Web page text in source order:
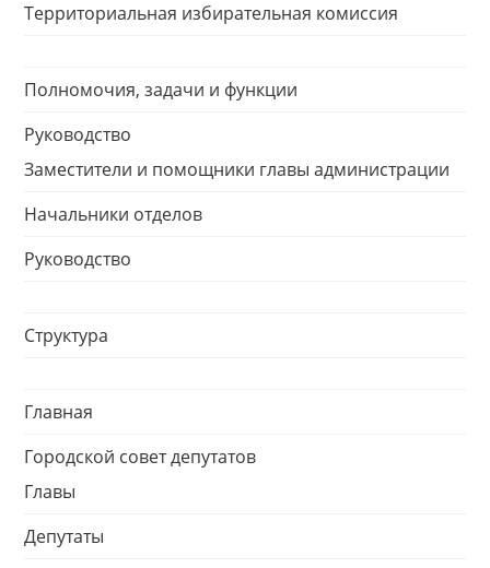
Территориальная избирательная комиссия
Полномочия, задачи и функции
Руководство
Заместители и помощники главы администрации
Начальники отделов
Руководство
Структура
Главная
Городской совет депутатов
Главы
Депутаты